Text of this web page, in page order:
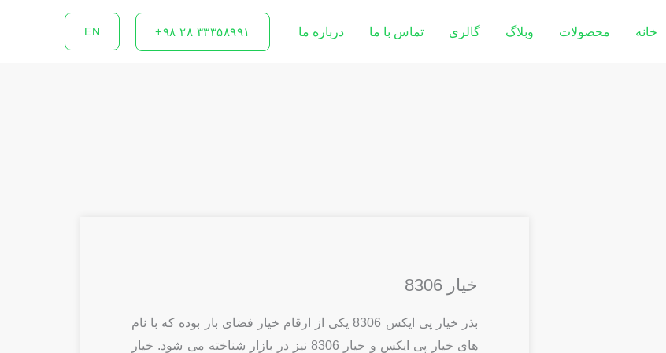
خانه محصولات وبلاگ گالری تماس با ما درباره ما ۳۳۳۵۸۹۹۱ ۲۸ ۹۸+ EN
خیار 8306
بذر خیار پی ایکس 8306 یکی از ارقام خیار فضای باز بوده که با نام
های خیار پی ایکس و خیار 8306 نیز در بازار شناخته می شود. خیار